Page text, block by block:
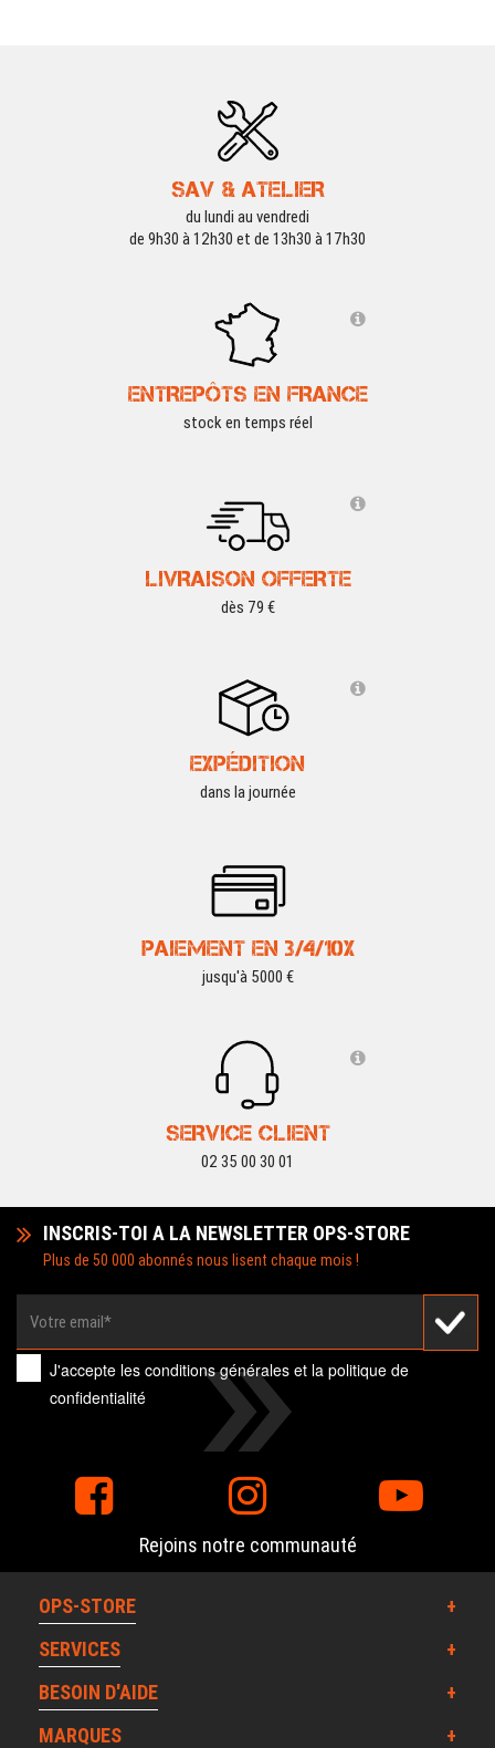
SAV & ATELIER
du lundi au vendredi
de 9h30 à 12h30 et de 13h30 à 17h30
ENTREPÔTS EN FRANCE
stock en temps réel
LIVRAISON OFFERTE
dès 79 €
EXPÉDITION
dans la journée
PAIEMENT EN 3/4/10X
jusqu'à 5000 €
SERVICE CLIENT
02 35 00 30 01
INSCRIS-TOI A LA NEWSLETTER OPS-STORE
Plus de 50 000 abonnés nous lisent chaque mois !
J'accepte lesconditions générales et lapolitique de
confidentialité
Rejoins notre communauté
OPS-STORE
SERVICES
BESOIN D'AIDE
MARQUES